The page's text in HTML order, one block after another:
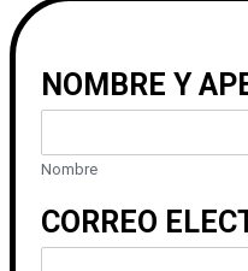
NOMBRE Y
Nombre
CORREO